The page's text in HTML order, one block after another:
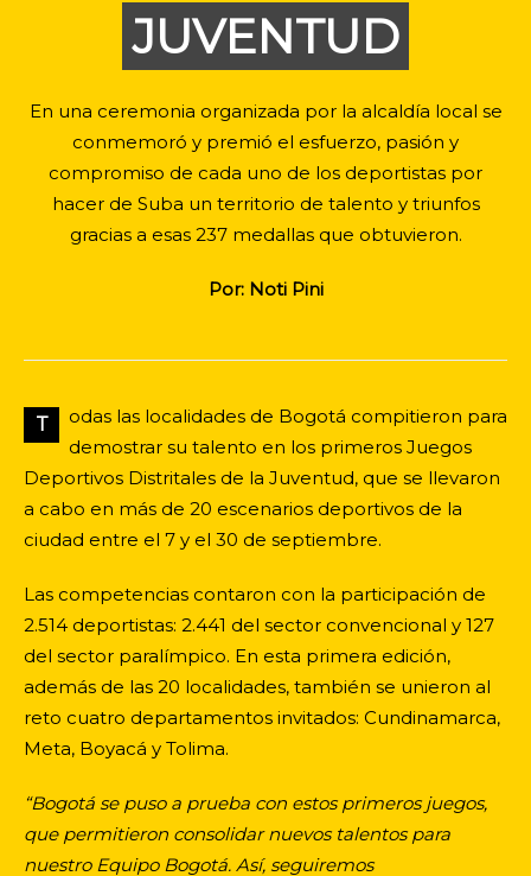
JUVENTUD
En una ceremonia organizada por la alcaldía local se
conmemoró y premió el esfuerzo, pasión y
compromiso de cada uno de los deportistas por
hacer de Suba un territorio de talento y triunfos
gracias a esas 237 medallas que obtuvieron.
Por: Noti Pini
T
odas las localidades de Bogotá compitieron para
demostrar su talento en los primeros Juegos
Deportivos Distritales de la Juventud, que se llevaron
a cabo en más de 20 escenarios deportivos de la
ciudad entre el 7 y el 30 de septiembre.
Las competencias contaron con la participación de
2.514 deportistas: 2.441 del sector convencional y 127
del sector paralímpico. En esta primera edición,
además de las 20 localidades, también se unieron al
reto cuatro departamentos invitados: Cundinamarca,
Meta, Boyacá y Tolima.
“Bogotá se puso a prueba con estos primeros juegos,
que permitieron consolidar nuevos talentos para
nuestro Equipo Bogotá. Así, seguiremos